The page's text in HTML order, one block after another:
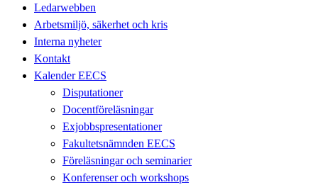
Ledarwebben
Arbetsmiljö, säkerhet och kris
Interna nyheter
Kontakt
Kalender EECS
Disputationer
Docentföreläsningar
Exjobbspresentationer
Fakultetsnämnden EECS
Föreläsningar och seminarier
Konferenser och workshops